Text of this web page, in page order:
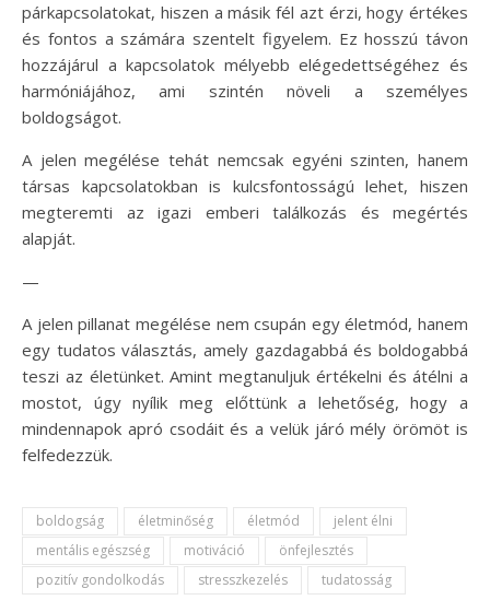
párkapcsolatokat, hiszen a másik fél azt érzi, hogy értékes
és fontos a számára szentelt figyelem. Ez hosszú távon
hozzájárul a kapcsolatok mélyebb elégedettségéhez és
harmóniájához, ami szintén növeli a személyes
boldogságot.
A jelen megélése tehát nemcsak egyéni szinten, hanem
társas kapcsolatokban is kulcsfontosságú lehet, hiszen
megteremti az igazi emberi találkozás és megértés
alapját.
—
A jelen pillanat megélése nem csupán egy életmód, hanem
egy tudatos választás, amely gazdagabbá és boldogabbá
teszi az életünket. Amint megtanuljuk értékelni és átélni a
mostot, úgy nyílik meg előttünk a lehetőség, hogy a
mindennapok apró csodáit és a velük járó mély örömöt is
felfedezzük.
boldogság életminőség életmód
jelent élni
mentális egészség
motiváció
önfejlesztés
pozitív gondolkodás
stresszkezelés tudatosság